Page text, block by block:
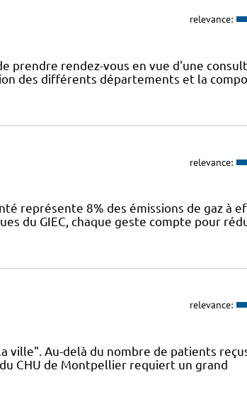
relevance:
prendre rendez-vous en vue d'une
des différents départements et la
relevance:
représente 8% des émissions de gaz à
du GIEC, chaque geste compte pour
relevance:
ville". Au-delà du nombre de patients
CHU de Montpellier requiert un grand